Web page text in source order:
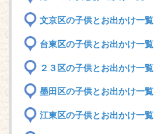
文京区の子供とお出かけ一覧
台東区の子供とお出かけ一覧
２３区の子供とお出かけ一覧
墨田区の子供とお出かけ一覧
江東区の子供とお出かけ一覧